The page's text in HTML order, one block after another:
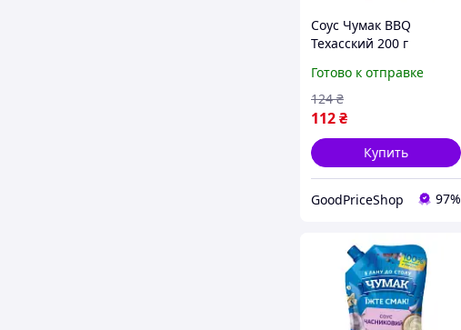
Соус Чумак BBQ
Техасский 200 г
Готово к отправке
112₴
124 ₴
Купить
GoodPriceShop 97%